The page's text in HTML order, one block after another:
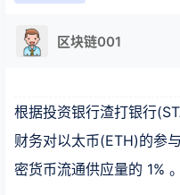
区块链001
根据投资银行渣打银行
财务对以太币(ETH)的参
密货币流通供应量的 1% 。